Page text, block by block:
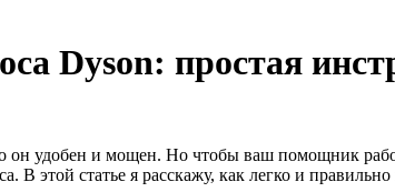
Dyson: простая
он удобен и мощен. Но чтобы ваш помощник
этой статье я расскажу, как легко и